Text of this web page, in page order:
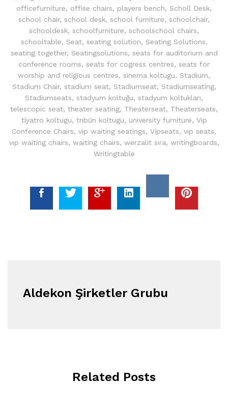
officefurniture, offise chairs, players bench, Scholl Desk,
school chair, school desk, school furniture, schoolchair,
schooldesk, schoolfurniture, schoolschool chairs,
schooltable, Seat, seating solution, Seating Solutions,
seating together, Seatingsolutions, seats for auditorium and
conference rooms, seats for cogress centres, seats for
worship and religious centres, sinema koltugu, Stadium,
Stadium Chair, stadium seat, Stadiumseat, Stadiumseating,
Stadiumseats, stadyum koltuğu, stadyum koltukları,
telescopic seat, theater seating, Theaterseat, Theaterseats,
tiyatro koltugu, trıbün koltugu, university furniture, Vip
Conference Chairs, vip waiting seatings, Vipseats, vıp seats,
vıp waiting chairs, waiting chairs, werzalit sıra, writingboards,
Writingtable
Aldekon Şirketler Grubu
Related Posts